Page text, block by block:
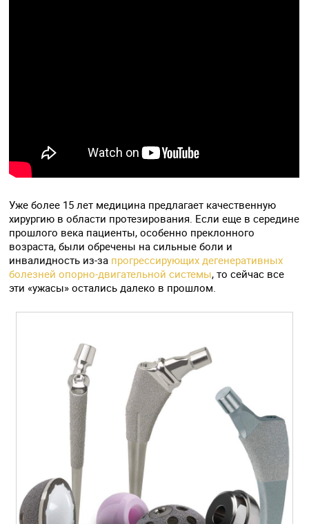
Уже более 15 лет медицина предлагает качественную
хирургию в области протезирования. Если еще в середине
прошлого века пациенты, особенно преклонного
возраста, были обречены на сильные боли и
инвалидность из-за прогрессирующих дегенеративных
болезней опорно-двигательной системы, то сейчас все
эти «ужасы» остались далеко в прошлом.